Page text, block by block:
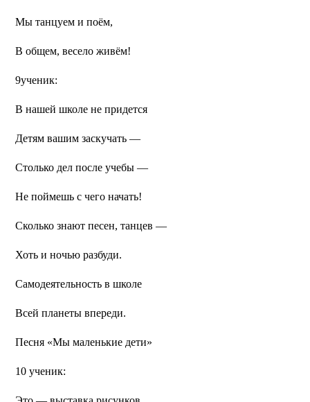
Мы танцуем и поём,
В общем, весело живём!
9ученик:
В нашей школе не придется
Детям вашим заскучать —
Столько дел после учебы —
Не поймешь с чего начать!
Сколько знают песен, танцев —
Хоть и ночью разбуди.
Самодеятельность в школе
Всей планеты впереди.
Песня «Мы маленькие дети»
10 ученик: